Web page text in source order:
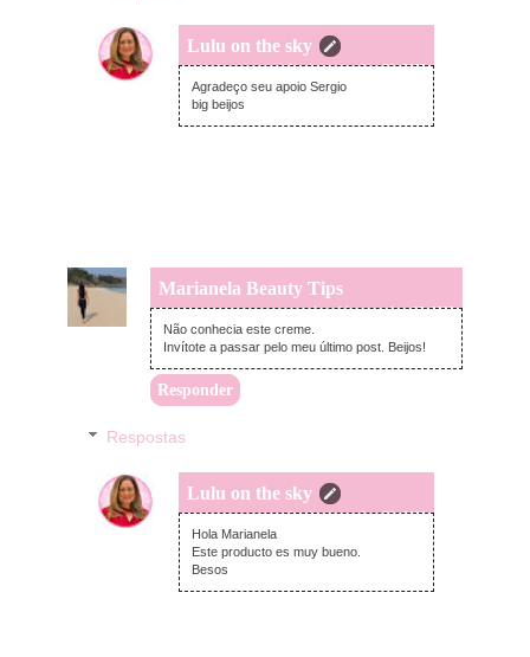
Lulu on the sky
domingo, outubro 30, 2022
Agradeço seu apoio Sergio
big beijos
Marianela Beauty Tips
quinta-feira, outubro 27, 2022
Não conhecia este creme.
Invítote a passar pelo meu último post. Beijos!
Responder
Respostas
Lulu on the sky
domingo, outubro 30, 2022
Hola Marianela
Este producto es muy bueno.
Besos